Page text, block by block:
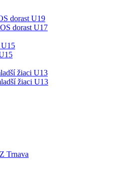
dorast U19
dorast U17
žiaci U13
žiaci U13
Trnava